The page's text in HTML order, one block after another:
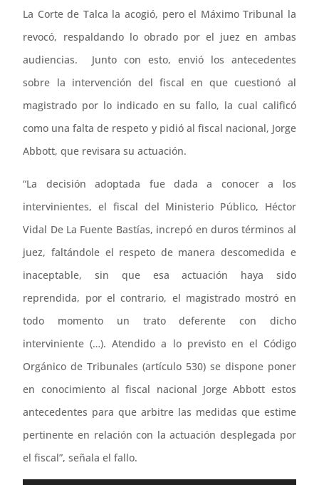
La Corte de Talca la acogió, pero el Máximo Tribunal la
revocó, respaldando lo obrado por el juez en ambas
audiencias. Junto con esto, envió los antecedentes
sobre la intervención del fiscal en que cuestionó al
magistrado por lo indicado en su fallo, la cual calificó
como una falta de respeto y pidió al fiscal nacional, Jorge
Abbott, que revisara su actuación.
“La decisión adoptada fue dada a conocer a los
intervinientes, el fiscal del Ministerio Público, Héctor
Vidal De La Fuente Bastías, increpó en duros términos al
juez, faltándole el respeto de manera descomedida e
inaceptable, sin que esa actuación haya sido
reprendida, por el contrario, el magistrado mostró en
todo momento un trato deferente con dicho
interviniente (…). Atendido a lo previsto en el Código
Orgánico de Tribunales (artículo 530) se dispone poner
en conocimiento al fiscal nacional Jorge Abbott estos
antecedentes para que arbitre las medidas que estime
pertinente en relación con la actuación desplegada por
el fiscal”, señala el fallo.